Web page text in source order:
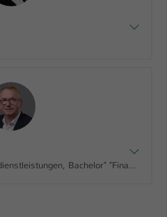
Studiengangsleitung: "Finanzdienstleistungen, Bachelor" "Finanzdienstleistungen - dual, Bachelor", Vorsitz Prüfungsausschuss: "Finanzberatung für Unternehmen und Privatkunden, Bachelor" "Pension Management, Master", Fachkommission BW Bachelor Finanzberatung für Unternehmen und Privatkunden (Fernstudiengang), Course Board Bachelor FB BW, Course Board Master Financial Planning und Financial Sales Management, Prüfungsausschuss BW Bachelor Finanzberatung für Unternehmen und Privatkunden (Fernstudiengang), Prüfungsausschuss BW Master Financial Planning und Financial Sales Management, Prüfungsausschuss BW Zertifizierte*r Fördermittelberater*in (HS), Vertrauensprofessor FB BW